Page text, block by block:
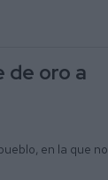
de oro a
en la que no